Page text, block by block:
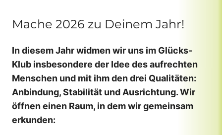
Mache 2026 zu Deinem Jahr!
In diesem Jahr widmen wir uns im Glücks-
Klub insbesondere der Idee des aufrechten
Menschen und mit ihm den drei Qualitäten:
Anbindung, Stabilität und Ausrichtung. Wir
öffnen einen Raum, in dem wir gemeinsam
erkunden: